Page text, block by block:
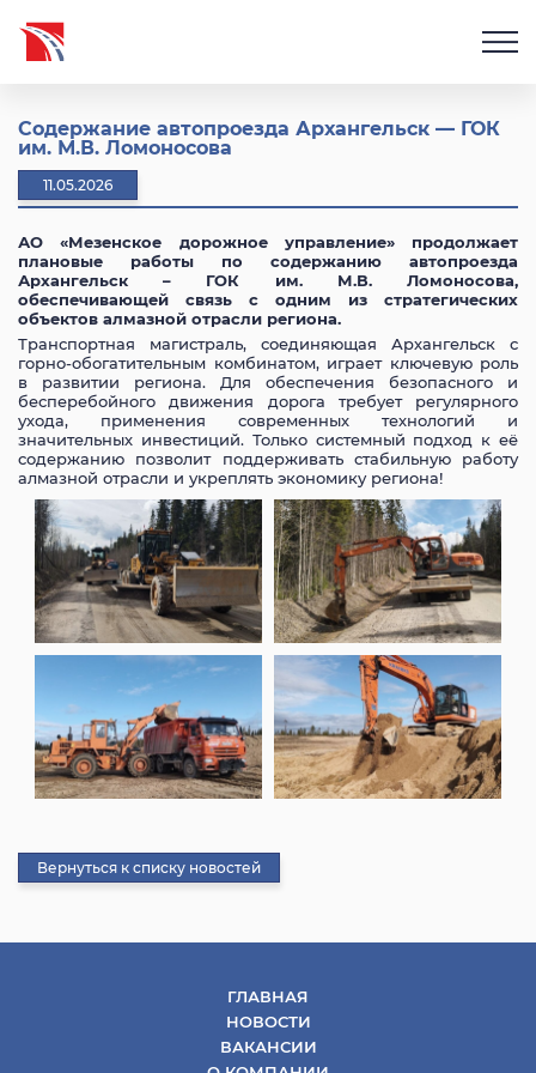
Содержание автопроезда Архангельск — ГОК
им. М.В. Ломоносова
11.05.2026
АО «Мезенское дорожное управление» продолжает
плановые работы по содержанию автопроезда
Архангельск – ГОК им. М.В. Ломоносова,
обеспечивающей связь с одним из стратегических
объектов алмазной отрасли региона.
Транспортная магистраль, соединяющая Архангельск с
горно-обогатительным комбинатом, играет ключевую роль
в развитии региона. Для обеспечения безопасного и
бесперебойного движения дорога требует регулярного
ухода, применения современных технологий и
значительных инвестиций. Только системный подход к её
содержанию позволит поддерживать стабильную работу
алмазной отрасли и укреплять экономику региона!
Вернуться к списку новостей
ГЛАВНАЯ
НОВОСТИ
ВАКАНСИИ